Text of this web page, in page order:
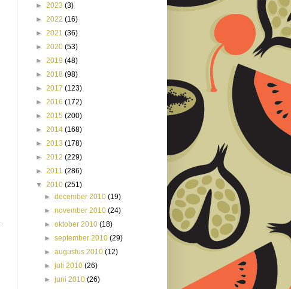
► 2023 (3)
► 2022 (16)
► 2021 (36)
► 2020 (53)
► 2019 (48)
► 2018 (98)
► 2017 (123)
► 2016 (172)
► 2015 (200)
► 2014 (168)
► 2013 (178)
► 2012 (229)
► 2011 (286)
▼ 2010 (251)
►december 2010(19)
►november 2010(24)
►oktober 2010(18)
►september 2010(29)
►augustus 2010(12)
►juli 2010(26)
►juni 2010(26)